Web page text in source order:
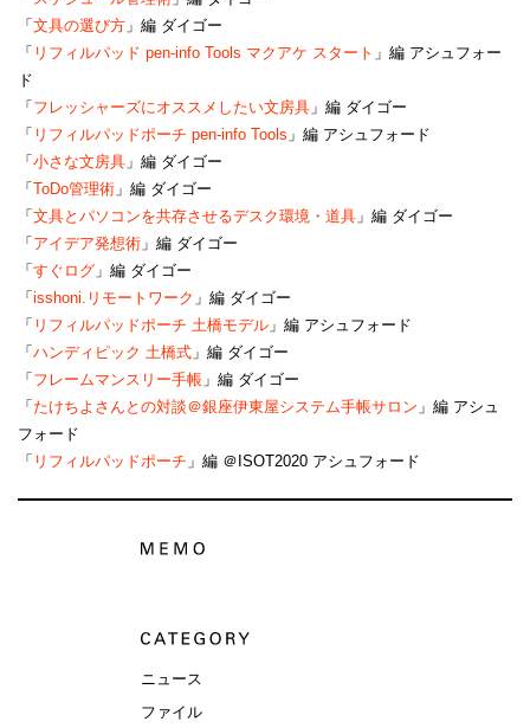
「 文具の選び方 」編 ダイゴー
「 リフィルパッド pen-info Tools マクアケ スタート 」編 アシュフォー
ド
「 フレッシャーズにオススメしたい文房具 」編 ダイゴー
「 リフィルパッドポーチ pen-info Tools 」編 アシュフォード
「 小さな文房具 」編 ダイゴー
「 ToDo管理術 」編 ダイゴー
「 文具とパソコンを共存させるデスク環境・道具 」編 ダイゴー
「 アイデア発想術 」編 ダイゴー
「 すぐログ 」編 ダイゴー
「 isshoni.リモートワーク 」編 ダイゴー
「 リフィルパッドポーチ 土橋モデル 」編 アシュフォード
「 ハンディピック 土橋式 」編 ダイゴー
「 フレームマンスリー手帳 」編 ダイゴー
「 たけちよさんとの対談＠銀座伊東屋システム手帳サロン 」編 アシュ
フォード
「 リフィルパッドポーチ 」編 ＠ISOT2020 アシュフォード
ニュース
ファイル